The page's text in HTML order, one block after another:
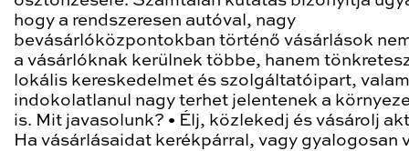
hogy a rendszeresen autóval, nagy
bevásárlóközpontokban történő vásárlások
a vásárlóknak kerülnek többe, hanem
lokális kereskedelmet és szolgáltatóipart,
indokolatlanul nagy terhet jelentenek a
is. Mit javasolunk? • Élj, közlekedj és vásárolj
Ha vásárlásaidat kerékpárral, vagy gyalogosan